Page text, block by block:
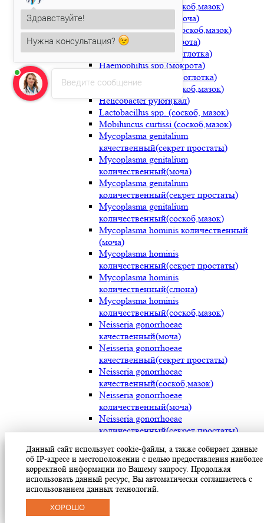
количественный(соскоб,мазок)
Haemophilus ducrei(моча)
Haemophilus ducrei(соскоб,мазок)
Haemophilus sp.(мокрота)
Haemophilus sp.(носоглотка)
Haemophilus spp.(мокрота)
Haemophilus spp.(носоглотка)
Haemophilus spp.(соскоб,мазок)
Helicobacter pylori(кал)
Lactobacillus spp. (соскоб, мазок)
Mobiluncus curtissi (соскоб,мазок)
Mycoplasma genitalium
качественный(секрет простаты)
Mycoplasma genitalium
количественный(моча)
Mycoplasma genitalium
количественный(секрет простаты)
Mycoplasma genitalium
количественный(соскоб,мазок)
Mycoplasma hominis количественный
(моча)
Mycoplasma hominis
количественный(секрет простаты)
Mycoplasma hominis
количественный(слюна)
Mycoplasma hominis
количественный(соскоб,мазок)
Neisseria gonorrhoeae
качественный(моча)
Neisseria gonorrhoeae
качественный(секрет простаты)
Neisseria gonorrhoeae
качественный(соскоб,мазок)
Neisseria gonorrhoeae
количественный(моча)
Neisseria gonorrhoeae
количественный(секрет простаты)
количественный(соскоб,мазок)
Streptococcus pyogenes (мокрота)
Streptococcus pyogenes (носоглотка)
Streptococcus pyogenes(мазок с раневой
поверхности)
Данный сайт использует cookie-файлы, а также собирает данные
об IP-адресе и местоположении с целью предоставления наиболее
корректной информации по Вашему запросу. Продолжая
использовать данный ресурс, Вы автоматически соглашаетесь с
использованием данных технологий.
ХОРОШО
Введите сообщение
Здравствуйте!
Нужна консультация?
Алла Хорошиловапечатает...